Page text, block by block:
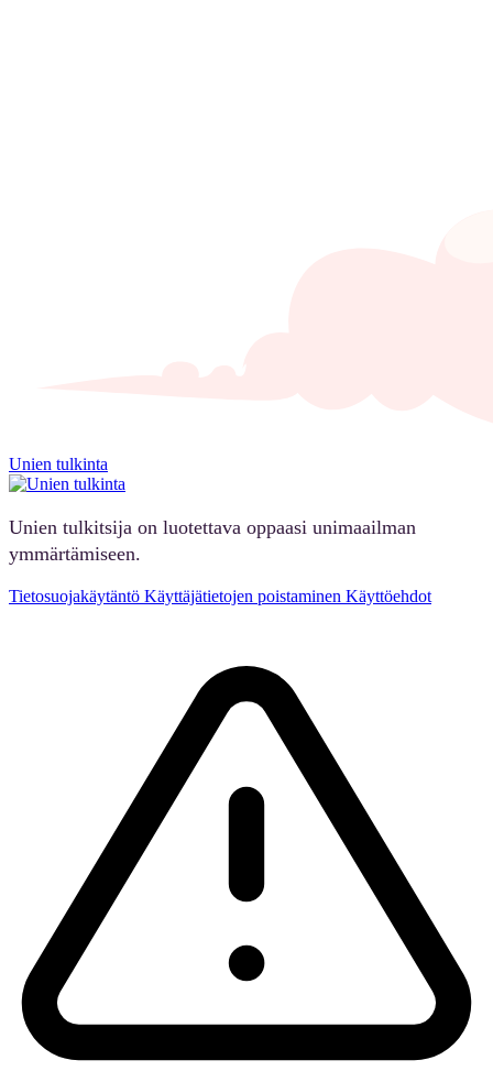
Unien tulkinta
Unien tulkitsija on luotettava oppaasi unimaailman
ymmärtämiseen.
Tietosuojakäytäntö Käyttäjätietojen poistaminen Käyttöehdot